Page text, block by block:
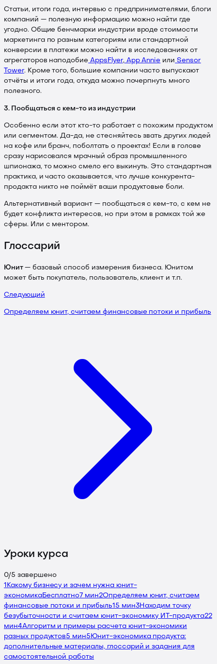
Статьи, итоги года, интервью с предпринимателями, блоги
компаний — полезную информацию можно найти где
угодно. Общие бенчмарки индустрии вроде стоимости
маркетинга по разным категориям или стандартной
конверсии в платежи можно найти в исследованиях от
агрегаторов наподобие AppsFlyer,App Annie или Sensor
Tower. Кроме того, большие компании часто выпускают
отчёты и итоги года, откуда можно почерпнуть много
полезного.
3. Пообщаться с кем-то из индустрии
Особенно если этот кто-то работает с похожим продуктом
или сегментом. Да-да, не стесняйтесь звать других людей
на кофе или бранч, поболтать о проектах! Если в голове
сразу нарисовался мрачный образ промышленного
шпионажа, то можно смело его выкинуть. Это стандартная
практика, и часто оказывается, что лучше конкурента-
продакта никто не поймёт ваши продуктовые боли.
Альтернативный вариант — пообщаться с кем-то, с кем не
будет конфликта интересов, но при этом в рамках той же
сферы. Или с ментором.
Глоссарий
Юнит — базовый способ измерения бизнеса. Юнитом
может быть покупатель, пользователь, клиент и т.п.
Следующий
Определяем юнит, считаем финансовые потоки и прибыль
Уроки курса
0/5 завершено
1 Какому бизнесу и зачем нужна юнит-
экономикаБесплатно7 мин2Определяем юнит, считаем
финансовые потоки и прибыль15 мин3Находим точку
безубыточности и считаем юнит-экономику ИТ-продукта22
мин4Алгоритм и примеры расчета юнит-экономики
разных продуктов5 мин5 Юнит-экономика продукта:
дополнительные материалы, глоссарий и задания для
самостоятельной работы